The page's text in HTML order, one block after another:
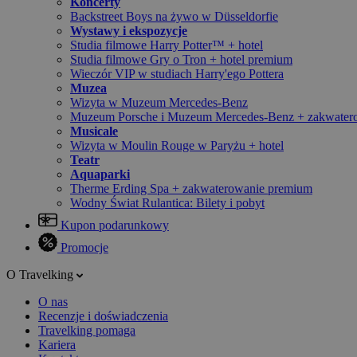
Backstreet Boys na żywo w Düsseldorfie
Wystawy i ekspozycje
Studia filmowe Harry Potter™ + hotel
Studia filmowe Gry o Tron + hotel premium
Wieczór VIP w studiach Harry'ego Pottera
Muzea
Wizyta w Muzeum Mercedes-Benz
Muzeum Porsche i Muzeum Mercedes-Benz +
Musicale
Wizyta w Moulin Rouge w Paryżu + hotel
Teatr
Aquaparki
Therme Erding Spa + zakwaterowanie premium
Wodny Świat Rulantica: Bilety i pobyt
Kupon podarunkowy
Promocje
O Travelking
O nas
Recenzje i doświadczenia
Travelking pomaga
Kariera